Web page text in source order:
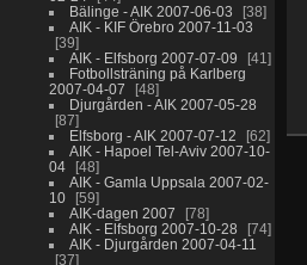
Bälinge - AIK 2007-06-03
38
AIK - KIF Örebro 2007-11-03
39
AIK - Elfsborg 2007-07-09
41
Fotbollsträning på Karlberg
2007-04-07
48
Djurgården - AIK 2007-05-28
87
Elfsborg - AIK 2007-07-12
62
AIK - Hapoel Tel-Aviv 2007-10-
04
48
AIK - Gamla Uppsala 2007-02-
10
59
AIK-dagen 2007
78
AIK - Elfsborg 2007-10-28
74
AIK - Djurgården 2007-04-11
37